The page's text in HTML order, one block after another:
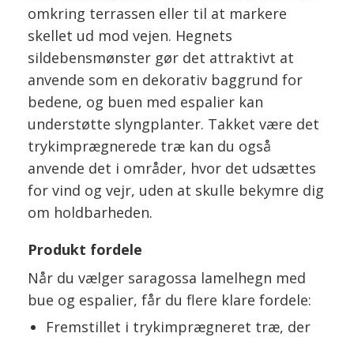
omkring terrassen eller til at markere
skellet ud mod vejen. Hegnets
sildebensmønster gør det attraktivt at
anvende som en dekorativ baggrund for
bedene, og buen med espalier kan
understøtte slyngplanter. Takket være det
trykimprægnerede træ kan du også
anvende det i områder, hvor det udsættes
for vind og vejr, uden at skulle bekymre dig
om holdbarheden.
Produkt fordele
Når du vælger saragossa lamelhegn med
bue og espalier, får du flere klare fordele:
Fremstillet i trykimprægneret træ, der